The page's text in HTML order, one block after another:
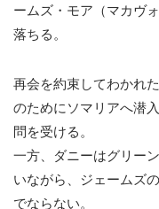
ームズ・モア（マカヴ
落ちる。
再会を約束してわかれ
のためにソマリアへ潜
問を受ける。
一方、ダニーはグリー
いながら、ジェームズ
でならない。